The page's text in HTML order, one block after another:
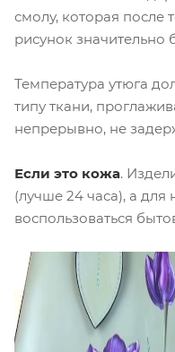
смолу, которая после
рисунок значительно
Температура утюга
типу ткани,
непрерывно, не
Если это кожа.
(лучше 24 часа), а
воспользоваться